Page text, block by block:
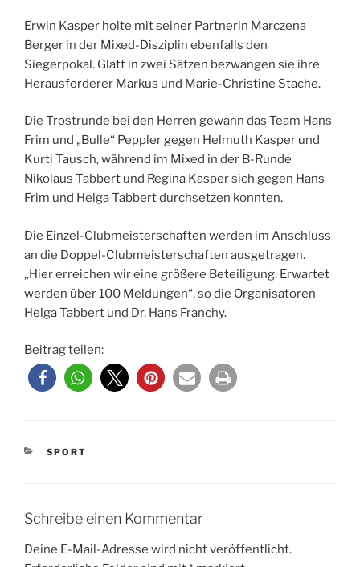
Erwin Kasper holte mit seiner Partnerin Marczena
Berger in der Mixed-Disziplin ebenfalls den
Siegerpokal. Glatt in zwei Sätzen bezwangen sie ihre
Herausforderer Markus und Marie-Christine Stache.
Die Trostrunde bei den Herren gewann das Team Hans
Frim und „Bulle“ Peppler gegen Helmuth Kasper und
Kurti Tausch, während im Mixed in der B-Runde
Nikolaus Tabbert und Regina Kasper sich ge­gen Hans
Frim und Helga Tabbert durchsetzen konnten.
Die Einzel-Clubmeisterschaften werden im Anschluss
an die Doppel-Clubmeisterschaften ausgetragen.
„Hier erreichen wir eine größere Beteiligung. Erwartet
werden über 100 Meldungen“, so die Organisatoren
Helga Tabbert und Dr. Hans Franchy.
Beitrag teilen:
KATEGORIEN
SPORT
Schreibe einen Kommentar
Deine E-Mail-Adresse wird nicht veröffentlicht.